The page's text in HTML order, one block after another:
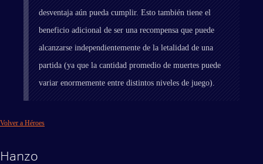
desventaja aún pueda cumplir. Esto también tiene el
beneficio adicional de ser una recompensa que puede
alcanzarse independientemente de la letalidad de una
partida (ya que la cantidad promedio de muertes puede
variar enormemente entre distintos niveles de juego).
Volver a Héroes
Hanzo